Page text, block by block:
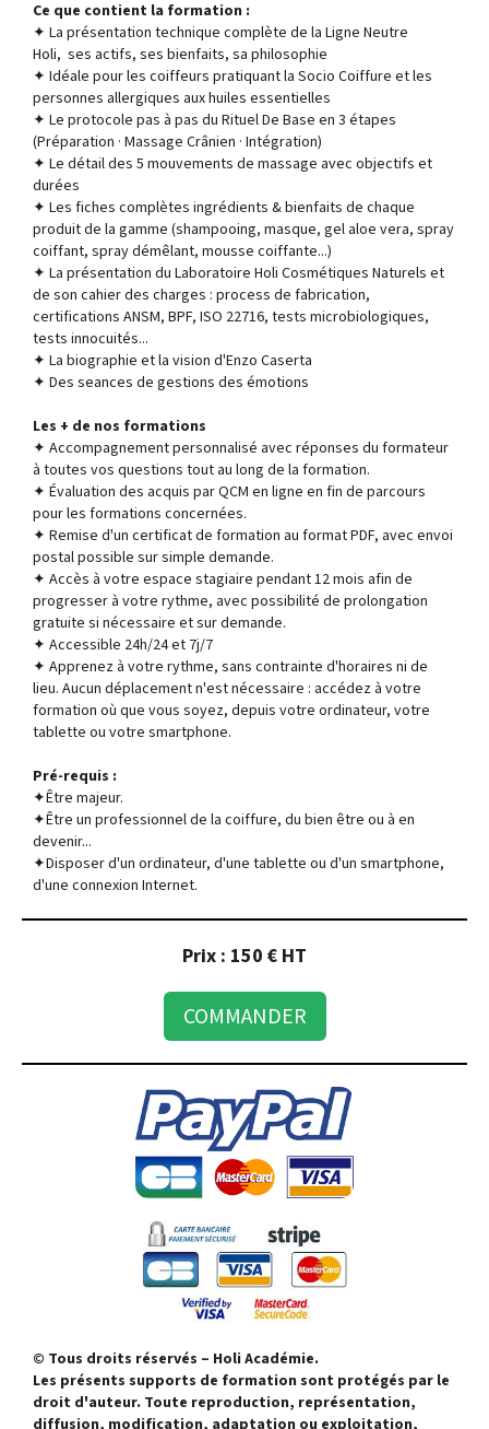
Ce que contient la formation :
✦ La présentation technique complète de la Ligne Neutre
Holi, ses actifs, ses bienfaits, sa philosophie
✦ Idéale pour les coiffeurs pratiquant la Socio Coiffure et les
personnes allergiques aux huiles essentielles
✦ Le protocole pas à pas du Rituel De Base en 3 étapes
(Préparation · Massage Crânien · Intégration)
✦ Le détail des 5 mouvements de massage avec objectifs et
durées
✦ Les fiches complètes ingrédients & bienfaits de chaque
produit de la gamme (shampooing, masque, gel aloe vera, spray
coiffant, spray démêlant, mousse coiffante...)
✦ La présentation du Laboratoire Holi Cosmétiques Naturels et
de son cahier des charges : process de fabrication,
certifications ANSM, BPF, ISO 22716, tests microbiologiques,
tests innocuités...
✦ La biographie et la vision d'Enzo Caserta
✦ Des seances de gestions des émotions
Les + de nos formations
✦ Accompagnement personnalisé avec réponses du formateur
à toutes vos questions tout au long de la formation.
✦ Évaluation des acquis par QCM en ligne en fin de parcours
pour les formations concernées.
✦ Remise d'un certificat de formation au format PDF, avec envoi
postal possible sur simple demande.
✦ Accès à votre espace stagiaire pendant 12 mois afin de
progresser à votre rythme, avec possibilité de prolongation
gratuite si nécessaire et sur demande.
✦ Accessible 24h/24 et 7j/7
✦ Apprenez à votre rythme, sans contrainte d'horaires ni de
lieu. Aucun déplacement n'est nécessaire : accédez à votre
formation où que vous soyez, depuis votre ordinateur, votre
tablette ou votre smartphone.
Pré-requis :
✦Être majeur.
✦Être un professionnel de la coiffure, du bien être ou à en
devenir...
✦Disposer d'un ordinateur, d'une tablette ou d'un smartphone,
d'une connexion Internet.
Prix : 150 € HT
COMMANDER
© Tous droits réservés – Holi Académie.
Les présents supports de formation sont protégés par le
droit d'auteur. Toute reproduction, représentation,
diffusion, modification, adaptation ou exploitation,